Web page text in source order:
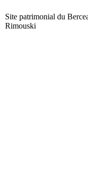
Site patrimonial du
Rimouski